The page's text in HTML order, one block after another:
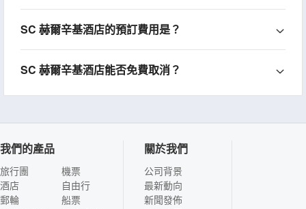
SC 赫爾辛基酒店的預訂費用是？
SC 赫爾辛基酒店能否免費取消？
我們的產品
旅行團
酒店
郵輪
機票
自由行
船票
關於我們
公司背景
最新動向
新聞發佈